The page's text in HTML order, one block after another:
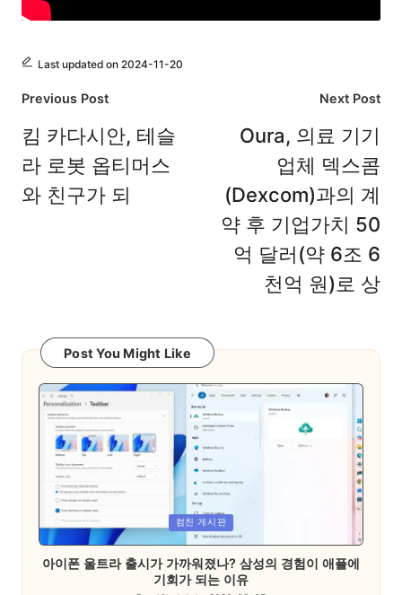
Last updated on 2024-11-20
Post
navigation
Previous Post
킴 카다시안, 테슬
라 로봇 옵티머스
와 친구가 되
Next Post
Oura, 의료 기기
업체 덱스콤
(Dexcom)과의 계
약 후 기업가치 50
억 달러(약 6조 6
천억 원)로 상
Post You Might Like
Posted
in
컴친 게시판
아이폰 울트라 출시가 가까워졌나? 삼성의 경험이 애플에
기회가 되는 이유